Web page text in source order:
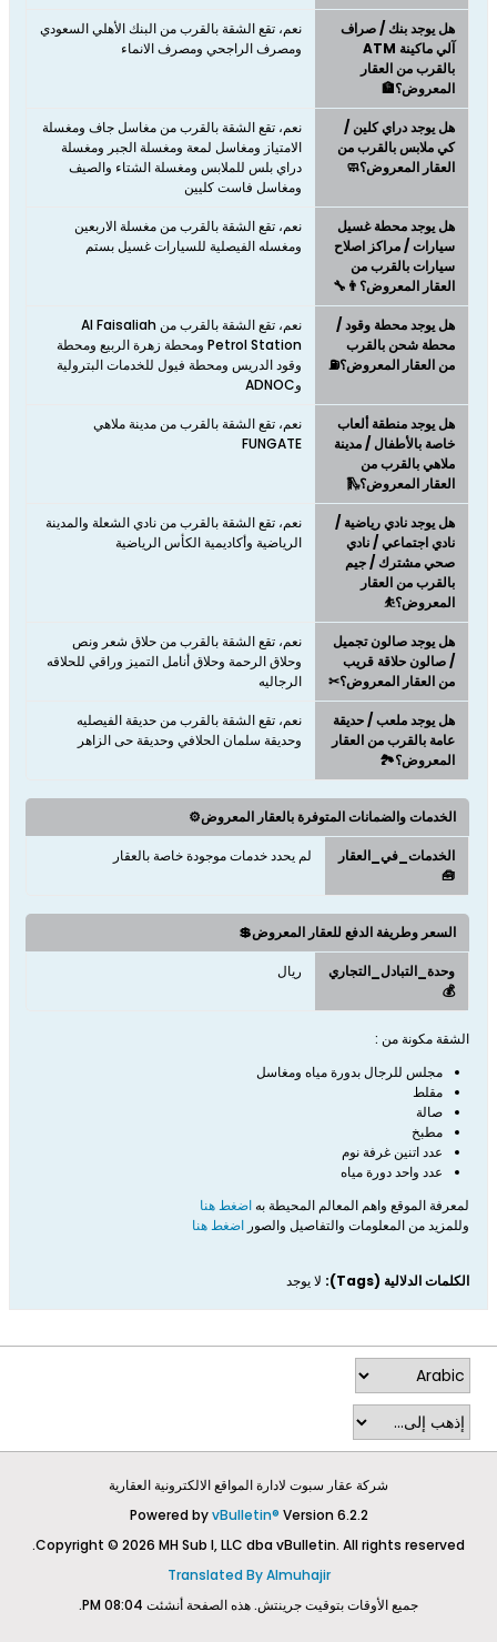
هل يوجد بنك / صراف
آلي ماكينة ATM
بالقرب من العقار
المعروض؟🏦
نعم، تقع الشقة بالقرب من البنك الأهلي السعودي
ومصرف الراجحي ومصرف الانماء
هل يوجد دراي كلين /
كي ملابس بالقرب من
العقار المعروض؟🧼
نعم، تقع الشقة بالقرب من مغاسل جاف ومغسلة
الامتياز ومغاسل لمعة ومغسلة الجبر ومغسلة
دراي بلس للملابس ومغسلة الشتاء والصيف
ومغاسل فاست كليين
هل يوجد محطة غسيل
سيارات / مراكز اصلاح
سيارات بالقرب من
العقار المعروض؟👨‍🔧
نعم، تقع الشقة بالقرب من مغسلة الاربعين
ومغسله الفيصلية للسيارات غسيل بستم
هل يوجد محطة وقود /
محطة شحن بالقرب
من العقار المعروض؟⛽
نعم، تقع الشقة بالقرب من Al Faisaliah
Petrol Station ومحطة زهرة الربيع ومحطة
وقود الدريس ومحطة فيول للخدمات البترولية
وADNOC
هل يوجد منطقة ألعاب
خاصة بالأطفال / مدينة
ملاهي بالقرب من
العقار المعروض؟🛝
نعم، تقع الشقة بالقرب من مدينة ملاهي
FUNGATE
هل يوجد نادي رياضية /
نادي اجتماعي / نادي
صحي مشترك / جيم
بالقرب من العقار
المعروض؟⛹
نعم، تقع الشقة بالقرب من نادي الشعلة والمدينة
الرياضية وأكاديمية الكأس الرياضية
هل يوجد صالون تجميل
/ صالون حلاقة قريب
من العقار المعروض؟✂
نعم، تقع الشقة بالقرب من حلاق شعر ونص
وحلاق الرحمة وحلاق أنامل التميز وراقي للحلاقه
الرجاليه
هل يوجد ملعب / حديقة
عامة بالقرب من العقار
المعروض؟🏞️
نعم، تقع الشقة بالقرب من حديقة الفيصليه
وحديقة سلمان الحلافي وحديقة حى الزاهر
الخدمات والضمانات المتوفرة بالعقار المعروض⚙️
الخدمات_في_العقار
🧰
لم يحدد خدمات موجودة خاصة بالعقار
السعر وطريفة الدفع للعقار المعروض💲
وحدة_التبادل_التجاري
💰
ريال
الشقة مكونة من :
مجلس للرجال بدورة مياه ومغاسل
مقلط
صالة
مطبخ
عدد اتنين غرفة نوم
عدد واحد دورة مياه
لمعرفة الموقع واهم المعالم المحيطة بهاضغط هنا
وللمزيد من المعلومات والتفاصيل والصور اضغط هنا
الكلمات الدلالية (Tags): لا يوجد
شركة عقار سبوت لادارة المواقع الالكترونية العقارية
Powered byvBulletin® Version 6.2.2
Copyright © 2026 MH Sub I, LLC dba vBulletin. All rights reserved.
Translated By Almuhajir
جميع الأوقات بتوقيت جرينتش. هذه الصفحة أنشئت 08:04 PM.